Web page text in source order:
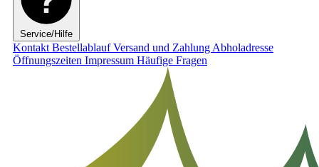
Service/Hilfe
Kontakt BestellablaufVersand und Zahlung Abholadresse
Öffnungszeiten Impressum Häufige Fragen